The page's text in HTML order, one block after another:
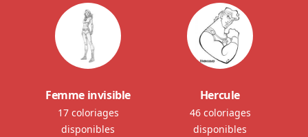
Femme invisible
17 coloriages
disponibles
Hercule
46 coloriages
disponibles